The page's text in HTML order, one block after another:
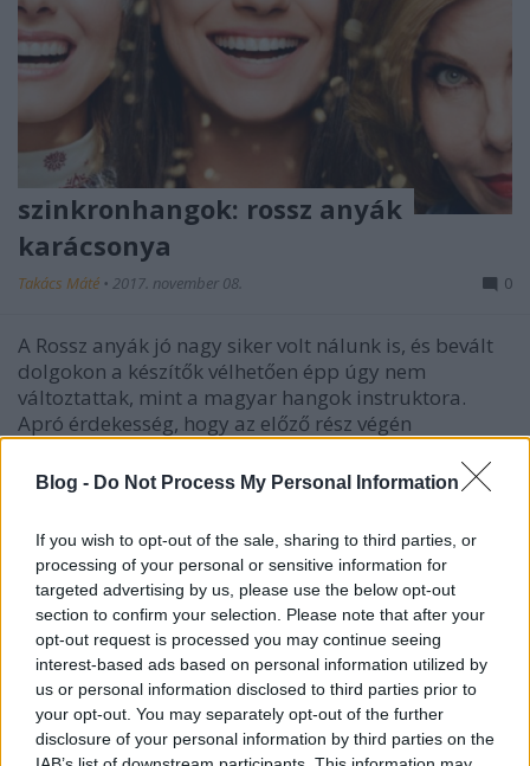
Blog - Do Not Process My Personal Information
If you wish to opt-out of the sale, sharing to third parties, or
processing of your personal or sensitive information for
targeted advertising by us, please use the below opt-out
section to confirm your selection. Please note that after your
opt-out request is processed you may continue seeing
interest-based ads based on personal information utilized by
us or personal information disclosed to third parties prior to
your opt-out. You may separately opt-out of the further
disclosure of your personal information by third parties on the
szinkronhangok: rossz anyák
karácsonya
Takács Máté • 2017. november 08. 0
A Rossz anyák jó nagy siker volt nálunk is, és bevált
dolgokon a készítők vélhetően épp úgy nem
változtattak, mint a magyar hangok instruktora.
Apró érdekesség, hogy az előző rész végén
kettő most filmbeli anya magyar hangjaként
nyomul. Anyák…